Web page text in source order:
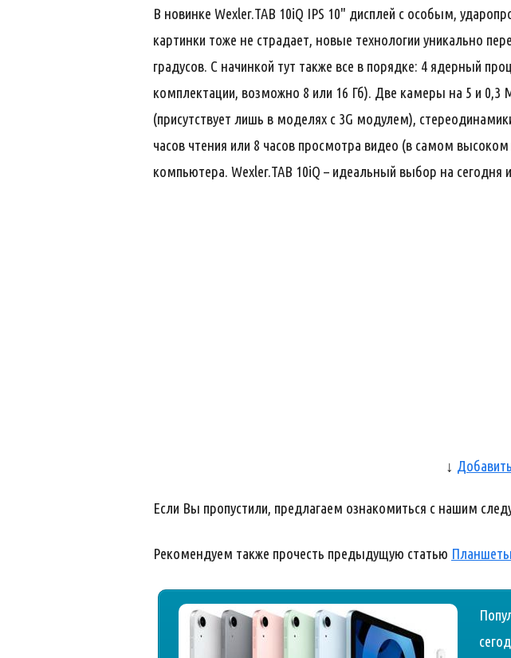
В новинке Wexler.TAB 10iQ IPS 10" дисплей с особым,
картинки тоже не страдает, новые технологии уникально
градусов. С начинкой тут также все в порядке: 4 ядерный
комплектации, возможно 8 или 16 Гб). Две камеры на 5 и 0,3
(присутствует лишь в моделях с 3G модулем),
часов чтения или 8 часов просмотра видео (в самом
компьютера. Wexler.TAB 10iQ – идеальный выбор на
↓
Если Вы пропустили, предлагаем ознакомиться с нашим
Рекомендуем также прочесть предыдущую статью Планшеты